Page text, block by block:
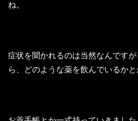
ね。
症状を聞かれるのは当然なんです
ら、どのような薬を飲んでいるかと